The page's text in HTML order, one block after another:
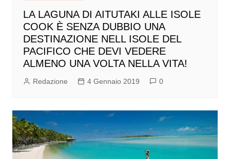
LA LAGUNA DI AITUTAKI ALLE ISOLE
COOK È SENZA DUBBIO UNA
DESTINAZIONE NELL ISOLE DEL
PACIFICO CHE DEVI VEDERE
ALMENO UNA VOLTA NELLA VITA!
Redazione 4 Gennaio 2019 0